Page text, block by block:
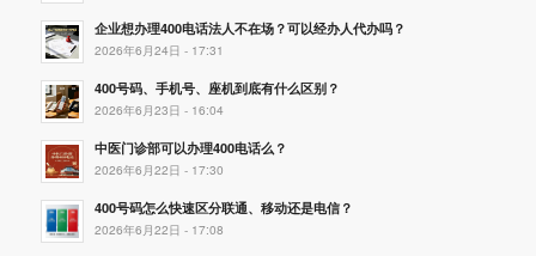
企业想办理400电话法人不在场？可以经办人代办吗？
2026年6月24日 - 17:31
400号码、手机号、座机到底有什么区别？
2026年6月23日 - 16:04
中医门诊部可以办理400电话么？
2026年6月22日 - 17:30
400号码怎么快速区分联通、移动还是电信？
2026年6月22日 - 17:08